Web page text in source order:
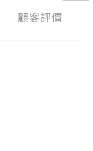
顧客評價